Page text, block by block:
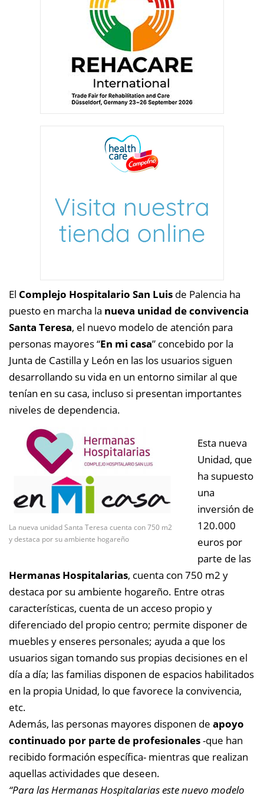
El Complejo Hospitalario San Luis de Palencia ha
puesto en marcha la nueva unidad de convivencia
Santa Teresa, el nuevo modelo de atención para
personas mayores “En mi casa” concebido por la
Junta de Castilla y León en las los usuarios siguen
desarrollando su vida en un entorno similar al que
tenían en su casa, incluso si presentan importantes
niveles de dependencia.
La nueva unidad Santa Teresa cuenta con 750 m2
y destaca por su ambiente hogareño
Esta nueva
Unidad, que
ha supuesto
una
inversión de
120.000
euros por
parte de las
Hermanas Hospitalarias, cuenta con 750 m2 y
destaca por su ambiente hogareño. Entre otras
características, cuenta de un acceso propio y
diferenciado del propio centro; permite disponer de
muebles y enseres personales; ayuda a que los
usuarios sigan tomando sus propias decisiones en el
día a día; las familias disponen de espacios habilitados
en la propia Unidad, lo que favorece la convivencia,
etc.
Además, las personas mayores disponen de apoyo
continuado por parte de profesionales-que han
recibido formación específica- mientras que realizan
aquellas actividades que deseen.
“Para las Hermanas Hospitalarias este nuevo modelo